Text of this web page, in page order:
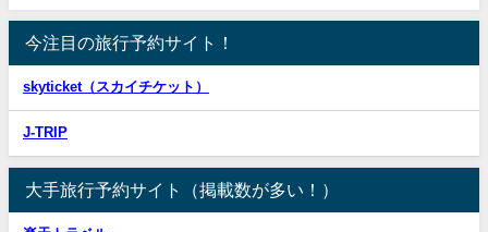
今注目の旅行予約サイト！
skyticket（スカイチケット）
J-TRIP
大手旅行予約サイト（掲載数が多い！）